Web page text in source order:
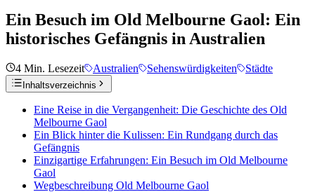
Ein Besuch im Old Melbourne Gaol: Ein
historisches Gefängnis in Australien
4 Min. Lesezeit Australien Sehenswürdigkeiten Städte
Inhaltsverzeichnis
Eine Reise in die Vergangenheit: Die Geschichte des Old
Melbourne Gaol
Ein Blick hinter die Kulissen: Ein Rundgang durch das
Gefängnis
Einzigartige Erfahrungen: Ein Besuch im Old Melbourne
Gaol
Wegbeschreibung Old Melbourne Gaol